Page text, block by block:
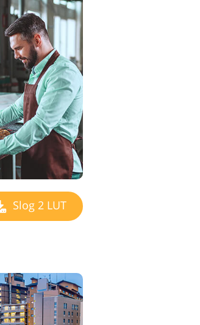
Slog 2 LUT